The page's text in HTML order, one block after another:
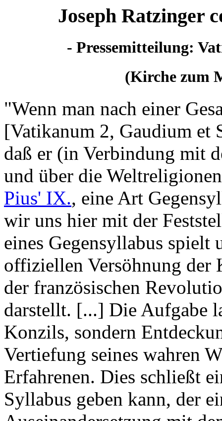
Joseph Ratzinger
- Pressemitteilung:
(Kirche zum
"Wenn man nach einer
[Vatikanum 2, Gaudium et
daß er (in Verbindung mit
und über die
Pius' IX., eine Art
wir uns hier mit der
eines Gegensyllabus spielt
offiziellen Versöhnung der
der französischen
darstellt. [...] Die Aufgabe
Konzils, sondern
Vertiefung seines wahren
Erfahrenen. Dies schließt
Syllabus geben kann, der